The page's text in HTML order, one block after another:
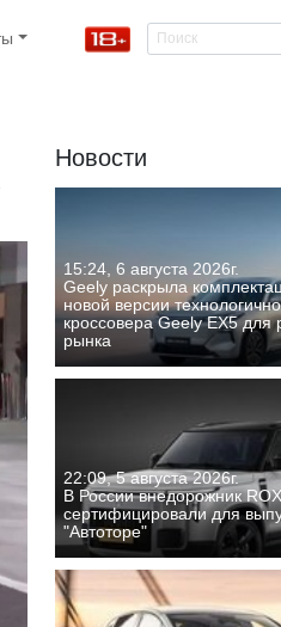
Новости
15:24, 6 августа 2026г.
Geely раскрыла
новой версии
кроссовера Geely EX5 для
рынка
22:09, 5 августа 2026г.
В России внедорожник
сертифицировали для
"Автоторе"